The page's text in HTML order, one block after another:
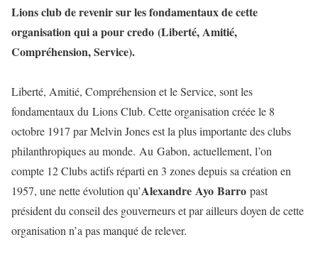
Lions club de revenir sur les fondamentaux de cette
organisation qui a pour credo (Liberté, Amitié,
Compréhension, Service).
Liberté, Amitié, Compréhension et le Service, sont les
fondamentaux du Lions Club. Cette organisation créée le 8
octobre 1917 par Melvin Jones est la plus importante des clubs
philanthropiques au monde. Au Gabon, actuellement, l’on
compte 12 Clubs actifs réparti en 3 zones depuis sa création en
1957, une nette évolution qu’Alexandre Ayo Barro past
président du conseil des gouverneurs et par ailleurs doyen de cette
organisation n’a pas manqué de relever.